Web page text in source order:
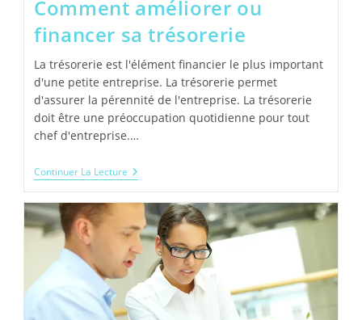
Comment améliorer ou
financer sa trésorerie
La trésorerie est l'élément financier le plus important
d'une petite entreprise. La trésorerie permet
d'assurer la pérennité de l'entreprise. La trésorerie
doit être une préoccupation quotidienne pour tout
chef d'entreprise.…
Continuer La Lecture Comment
Améliorer
Financer
Sa
Trésorerie